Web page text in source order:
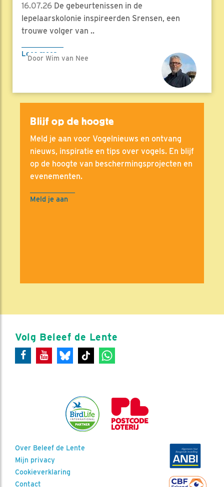
16.07.26 De gebeurtenissen in de
lepelaarskolonie inspireerden Srensen, een
trouwe volger van ..
Lees meer
Door Wim van Nee
Blijf op de hoogte
Meld je aan voor Vogelnieuws en ontvang
nieuws, inspiratie en tips over vogels. En blijf
op de hoogte van beschermingsprojecten en
evenementen.
Meld je aan
Volg Beleef de Lente
Over Beleef de Lente
Mijn privacy
Cookieverklaring
Contact